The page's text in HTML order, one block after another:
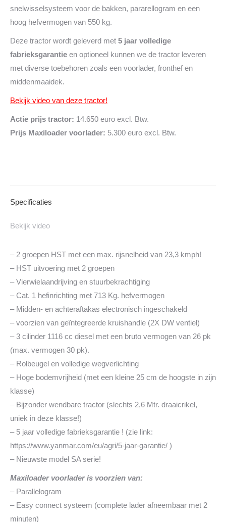
snelwisselsysteem voor de bakken, pararellogram en een
hoog hefvermogen van 550 kg.
Deze tractor wordt geleverd met 5 jaar volledige
fabrieksgarantie en optioneel kunnen we de tractor leveren
met diverse toebehoren zoals een voorlader, fronthef en
middenmaaidek.
Bekijk video van deze tractor!
Actie prijs tractor: 14.650 euro excl. Btw.
Prijs Maxiloader voorlader: 5.300 euro excl. Btw.
Specificaties
Bekijk video
– 2 groepen HST met een max. rijsnelheid van 23,3 kmph!
– HST uitvoering met 2 groepen
– Vierwielaandrijving en stuurbekrachtiging
– Cat. 1 hefinrichting met 713 Kg. hefvermogen
– Midden- en achteraftakas electronisch ingeschakeld
– voorzien van geïntegreerde kruishandle (2X DW ventiel)
– 3 cilinder 1116 cc diesel met een bruto vermogen van 26 pk
(max. vermogen 30 pk).
– Rolbeugel en volledige wegverlichting
– Hoge bodemvrijheid (met een kleine 25 cm de hoogste in zijn
klasse)
– Bijzonder wendbare tractor (slechts 2,6 Mtr. draaicrikel,
uniek in deze klasse!)
– 5 jaar volledige fabrieksgarantie ! (zie link:
https://www.yanmar.com/eu/agri/5-jaar-garantie/ )
– Nieuwste model SA serie!
Maxiloader voorlader is voorzien van:
– Parallelogram
– Easy connect systeem (complete lader afneembaar met 2
minuten)